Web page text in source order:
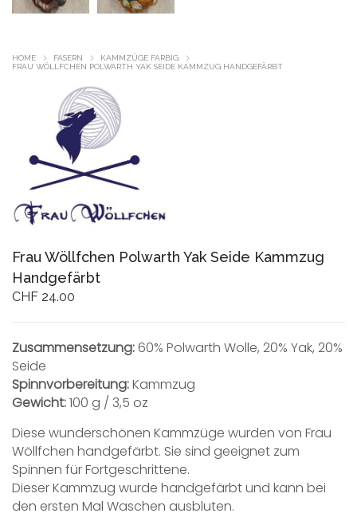
HOME FASERN
KAMMZÜGE FARBIG
FRAU WÖLLFCHEN POLWARTH YAK SEIDE KAMMZUG HANDGEFÄRBT
Frau Wöllfchen Polwarth Yak Seide Kammzug
Handgefärbt
CHF 24.00
Zusammensetzung: 60% Polwarth Wolle, 20% Yak, 20%
Seide
Spinnvorbereitung:Kammzug
Gewicht:100 g / 3,5 oz
Diese wunderschönen Kammzüge wurden von Frau
Wöllfchen handgefärbt. Sie sind geeignet zum
Spinnen für Fortgeschrittene.
Dieser Kammzug wurde handgefärbt und kann bei
den ersten Mal Waschen ausbluten.